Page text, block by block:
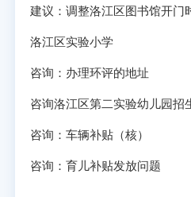
建议：调整洛江区图书馆开门
洛江区实验小学
咨询：办理环评的地址
咨询洛江区第二实验幼儿园招
咨询：车辆补贴（核）
咨询：育儿补贴发放问题